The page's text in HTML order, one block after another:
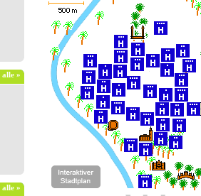
alle »
alle »